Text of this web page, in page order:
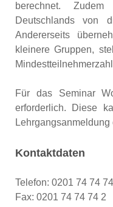
berechnet.
Deutschlands von
Andererseits
kleinere Gruppen,
Für das Seminar
erforderlich. Diese
Lehrgangsanmeldung
Kontaktdaten
Telefon: 0201 74 74
Fax: 0201 74 74 74 2